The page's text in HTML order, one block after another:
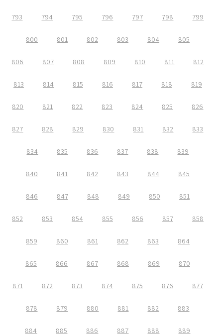
793 794 795 796 797 798 799
800 801 802 803 804 805
806 807 808 809 810 811 812
813 814 815 816 817 818 819
820 821 822 823 824 825 826
827 828 829 830 831 832 833
834 835 836 837 838 839
840 841 842 843 844 845
846 847 848 849 850 851
852 853 854 855 856 857 858
859 860 861 862 863 864
865 866 867 868 869 870
871 872 873 874 875 876 877
878 879 880 881 882 883
884 885 886 887 888 889